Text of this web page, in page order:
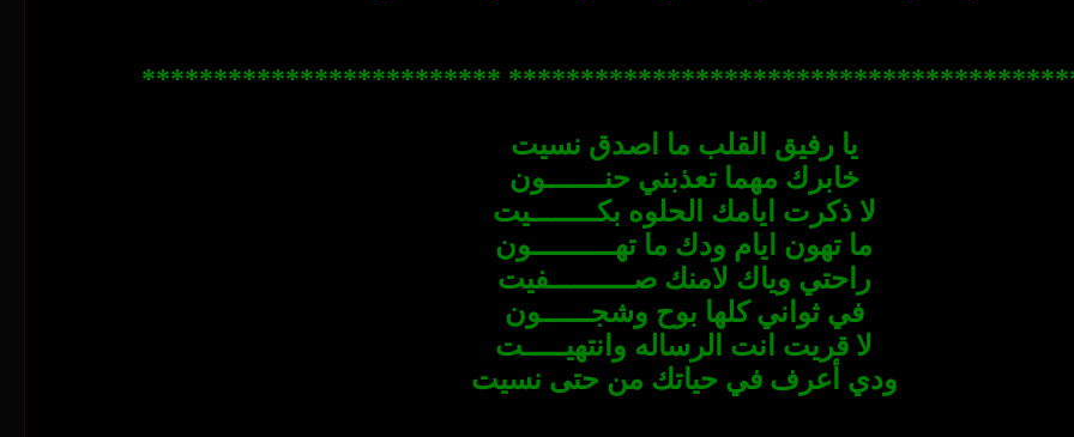
**************************************************
يا رفيق القلب ما اصدق نسيت
خابرك مهما تعذبني حنـــــــون
لا ذكرت ايامك الحلوه بكــــــــيت
ما تهون ايام ودك ما تهــــــــــون
راحتي وياك لامنك صــــــــــفيت
في ثواني كلها بوح وشجــــــون
لا قريت انت الرساله وانتهيـــــت
ودي أعرف في حياتك من حتى نسيت